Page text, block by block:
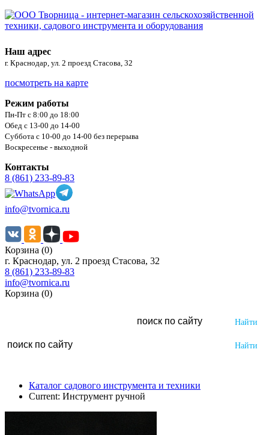
Наш адрес
г. Краснодар, ул. 2 проезд Стасова, 32
посмотреть на карте
Режим работы
Пн-Пт с 8:00 до 18:00
Обед с 13-00 до 14-00
Суббота с 10-00 до 14-00 без перерыва
Воскресенье - выходной
Контакты
8 (861) 233-89-83
info@tvornica.ru
Корзина (0)
г. Краснодар, ул. 2 проезд Стасова, 32
8 (861) 233-89-83
info@tvornica.ru
Корзина (0)
Каталог садового инструмента и техники
Current: Инструмент ручной